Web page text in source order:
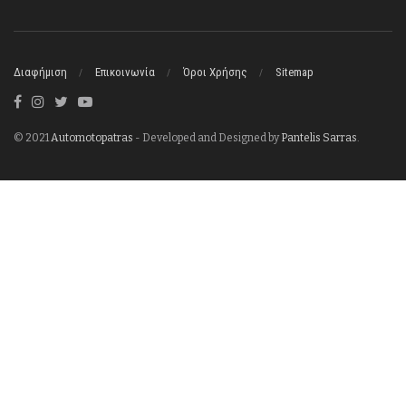
Διαφήμιση Επικοινωνία Όροι Χρήσης Sitemap
© 2021Automotopatras - Developed and Designed byPantelis Sarras.